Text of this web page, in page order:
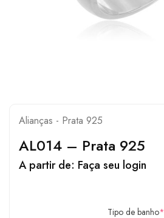
Alianças - Prata 925
AL014 – Prata 925
A partir de: Faça seu login
Tipo de banho*